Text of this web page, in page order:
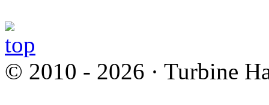
© 2010 - 2026 · Turbine